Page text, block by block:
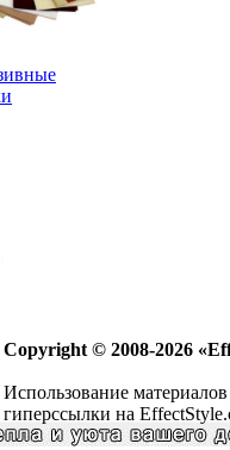
Copyright © 2008-2026
Использование
гиперссылки на